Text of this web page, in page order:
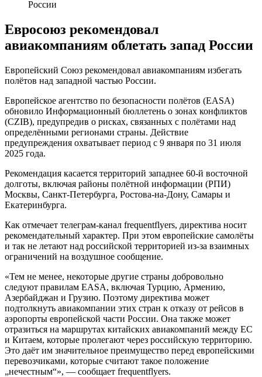
России
Евросоюз рекомендовал
авиакомпаниям облетать запад России
Европейский Союз рекомендовал авиакомпаниям избегать
полётов над западной частью России.
Европейское агентство по безопасности полётов (EASA)
обновило Информационный бюллетень о зонах конфликтов
(CZIB), предупредив о рисках, связанных с полётами над
определёнными регионами страны. Действие
предупреждения охватывает период с 9 января по 31 июля
2025 года.
Рекомендация касается территорий западнее 60-й восточной
долготы, включая районы полётной информации (РПИ)
Москвы, Санкт-Петербурга, Ростова-на-Дону, Самары и
Екатеринбурга.
Как отмечает телеграм-канал frequentflyers, директива носит
рекомендательный характер. При этом европейские самолёты
и так не летают над российской территорией из-за взаимных
ограничений на воздушное сообщение.
«Тем не менее, некоторые другие страны добровольно
следуют правилам EASA, включая Турцию, Армению,
Азербайджан и Грузию. Поэтому директива может
подтолкнуть авиакомпании этих стран к отказу от рейсов в
аэропорты европейской части России. Она также может
отразиться на маршрутах китайских авиакомпаний между ЕС
и Китаем, которые пролегают через российскую территорию.
Это даёт им значительное преимущество перед европейскими
перевозчиками, которые считают такое положение
„нечестным“», — сообщает frequentflyers.